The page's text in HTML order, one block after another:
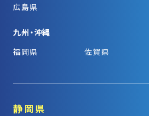
広島県
九州・沖縄
福岡県
佐賀県
静岡県